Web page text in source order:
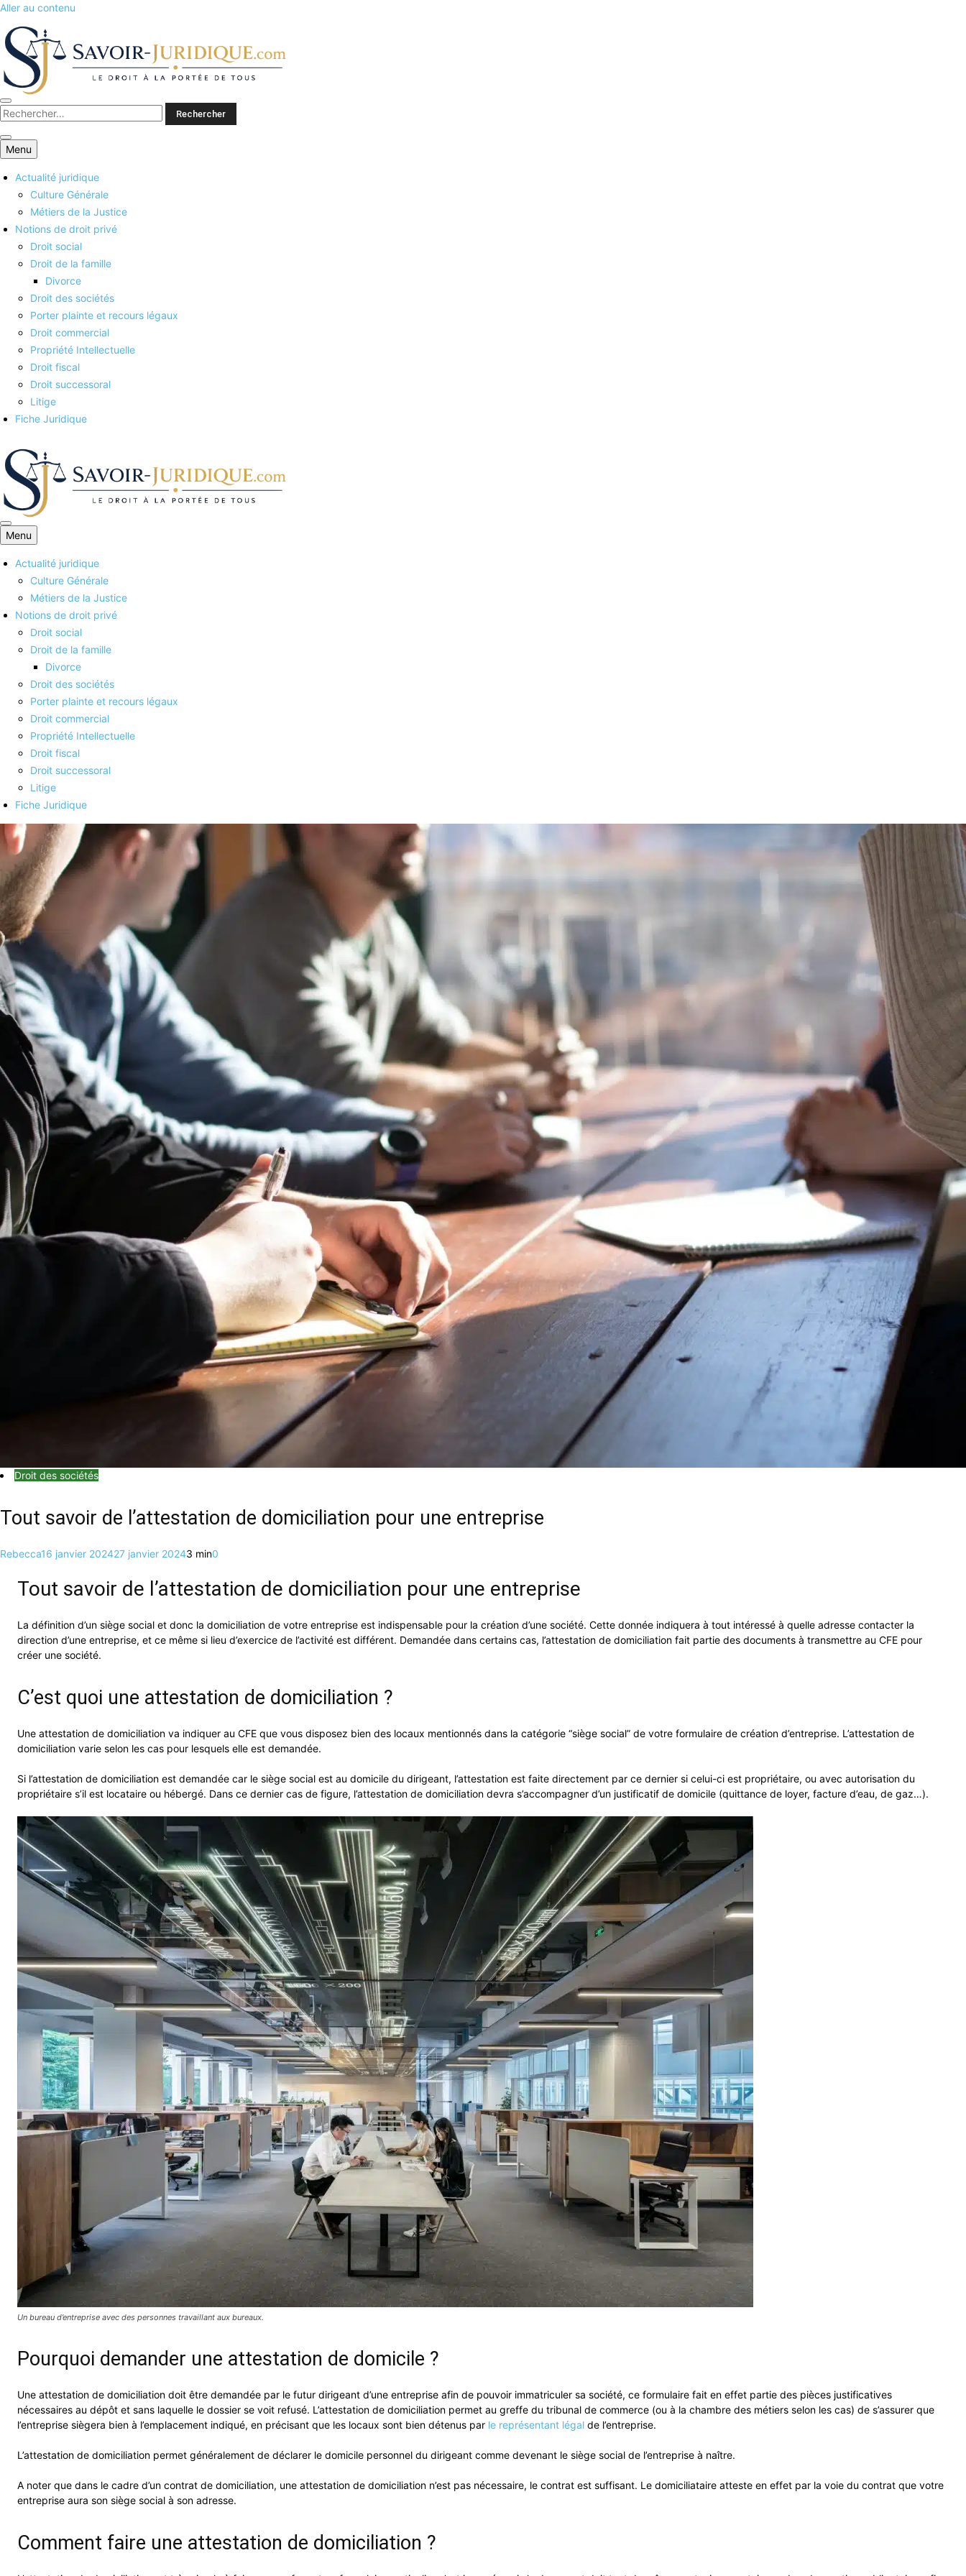
Aller au contenu
Savoirs juridiques
Menu
Actualité juridique
Culture Générale
Métiers de la Justice
Notions de droit privé
Droit social
Droit de la famille
Divorce
Droit des sociétés
Porter plainte et recours légaux
Droit commercial
Propriété Intellectuelle
Droit fiscal
Droit successoral
Litige
Fiche Juridique
Savoirs juridiques
Menu
Actualité juridique
Culture Générale
Métiers de la Justice
Notions de droit privé
Droit social
Droit de la famille
Divorce
Droit des sociétés
Porter plainte et recours légaux
Droit commercial
Propriété Intellectuelle
Droit fiscal
Droit successoral
Litige
Fiche Juridique
Droit des sociétés
Tout savoir de l’attestation de domiciliation pour une entreprise
Rebecca16 janvier 202427 janvier 20243 min0
Tout savoir de l’attestation de domiciliation pour une entreprise
La définition d’un siège social et donc la domiciliation de votre entreprise est indispensable pour la création d’une société. Cette donnée indiquera à tout intéressé à quelle adresse contacter la
direction d’une entreprise, et ce même si lieu d’exercice de l’activité est différent. Demandée dans certains cas, l’attestation de domiciliation fait partie des documents à transmettre au CFE pour
créer une société.
C’est quoi une attestation de domiciliation ?
Une attestation de domiciliation va indiquer au CFE que vous disposez bien des locaux mentionnés dans la catégorie “siège social” de votre formulaire de création d’entreprise. L’attestation de
domiciliation varie selon les cas pour lesquels elle est demandée.
Si l’attestation de domiciliation est demandée car le siège social est au domicile du dirigeant, l’attestation est faite directement par ce dernier si celui-ci est propriétaire, ou avec autorisation du
propriétaire s’il est locataire ou hébergé. Dans ce dernier cas de figure, l’attestation de domiciliation devra s’accompagner d’un justificatif de domicile (quittance de loyer, facture d’eau, de gaz…).
Un bureau d’entreprise avec des personnes travaillant aux bureaux.
Pourquoi demander une attestation de domicile ?
Une attestation de domiciliation doit être demandée par le futur dirigeant d’une entreprise afin de pouvoir immatriculer sa société, ce formulaire fait en effet partie des pièces justificatives
nécessaires au dépôt et sans laquelle le dossier se voit refusé. L’attestation de domiciliation permet au greffe du tribunal de commerce (ou à la chambre des métiers selon les cas) de s’assurer que
l’entreprise siègera bien à l’emplacement indiqué, en précisant que les locaux sont bien détenus par le représentant légal de l’entreprise.
L’attestation de domiciliation permet généralement de déclarer le domicile personnel du dirigeant comme devenant le siège social de l’entreprise à naître.
A noter que dans le cadre d’un contrat de domiciliation, une attestation de domiciliation n’est pas nécessaire, le contrat est suffisant. Le domiciliataire atteste en effet par la voie du contrat que votre
entreprise aura son siège social à son adresse.
Comment faire une attestation de domiciliation ?